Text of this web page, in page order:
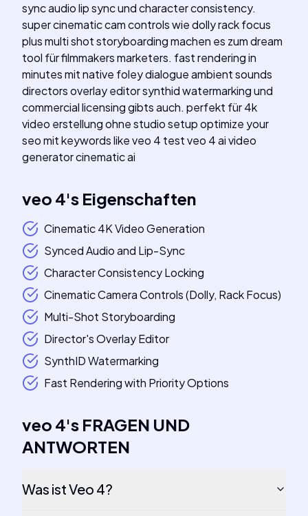
sync audio lip sync und character consistency.
super cinematic cam controls wie dolly rack focus
plus multi shot storyboarding machen es zum dream
tool für filmmakers marketers. fast rendering in
minutes mit native foley dialogue ambient sounds
directors overlay editor synthid watermarking und
commercial licensing gibts auch. perfekt für 4k
video erstellung ohne studio setup optimize your
seo mit keywords like veo 4 test veo 4 ai video
generator cinematic ai
veo 4's Eigenschaften
Cinematic 4K Video Generation
Synced Audio and Lip-Sync
Character Consistency Locking
Cinematic Camera Controls (Dolly, Rack Focus)
Multi-Shot Storyboarding
Director's Overlay Editor
SynthID Watermarking
Fast Rendering with Priority Options
veo 4's FRAGEN UND
ANTWORTEN
Was ist Veo 4?